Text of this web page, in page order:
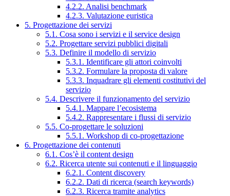
4.2.2. Analisi benchmark
4.2.3. Valutazione euristica
5. Progettazione dei servizi
5.1. Cosa sono i servizi e il service design
5.2. Progettare servizi pubblici digitali
5.3. Definire il modello di servizio
5.3.1. Identificare gli attori coinvolti
5.3.2. Formulare la proposta di valore
5.3.3. Inquadrare gli elementi costitutivi del
servizio
5.4. Descrivere il funzionamento del servizio
5.4.1. Mappare l’ecosistema
5.4.2. Rappresentare i flussi di servizio
5.5. Co-progettare le soluzioni
5.5.1. Workshop di co-progettazione
6. Progettazione dei contenuti
6.1. Cos’è il content design
6.2. Ricerca utente sui contenuti e il linguaggio
6.2.1. Content discovery
6.2.2. Dati di ricerca (search keywords)
6.2.3. Ricerca tramite analytics